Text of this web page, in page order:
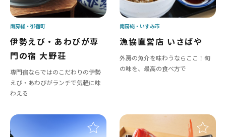
伊勢えび・あわびが専
門の宿 大野荘
専門宿ならではのこだわりの伊勢
えび・あわびがランチで気軽に味
わえる
南房総 御宿町
漁協直営店 いさばや
外房の魚介を味わうならここ！旬
の味を、最高の食べ方で
南房総 いすみ市